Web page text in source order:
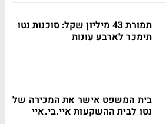
תמורת 43 מיליון שקל: סוכנות נטו
תימכר לארבע עונות
בית המשפט אישר את המכירה של
נטו לבית ההשקעות איי.בי.איי